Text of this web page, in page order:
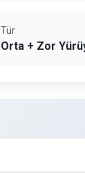
Tür
Orta + Zor